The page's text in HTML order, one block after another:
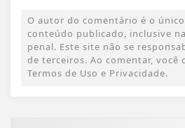
O autor do comentário é o
conteúdo publicado, inclusive
penal. Este site não se
de terceiros. Ao comentar, você
Termos de Uso e Privacidade.